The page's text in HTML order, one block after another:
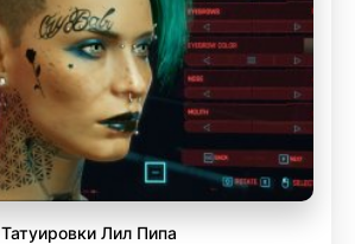
Татуировки Лил Пипа